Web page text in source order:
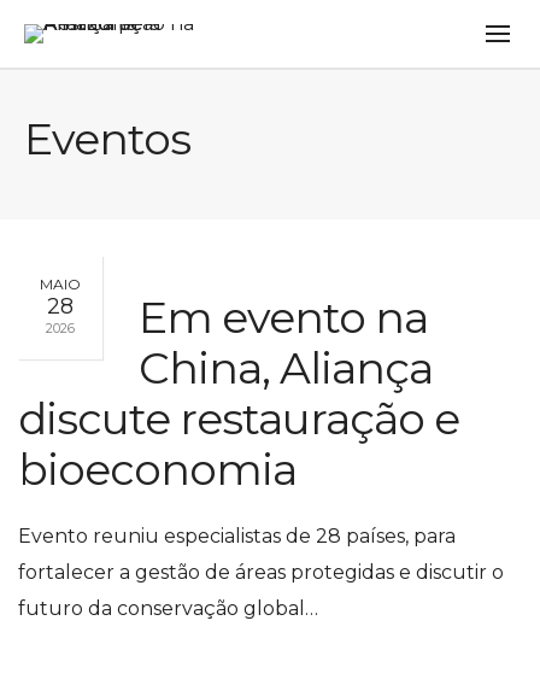
Eventos
MAIO
28
2026
Em evento na
China, Aliança
discute restauração e
bioeconomia
Evento reuniu especialistas de 28 países, para
fortalecer a gestão de áreas protegidas e discutir o
futuro da conservação global…